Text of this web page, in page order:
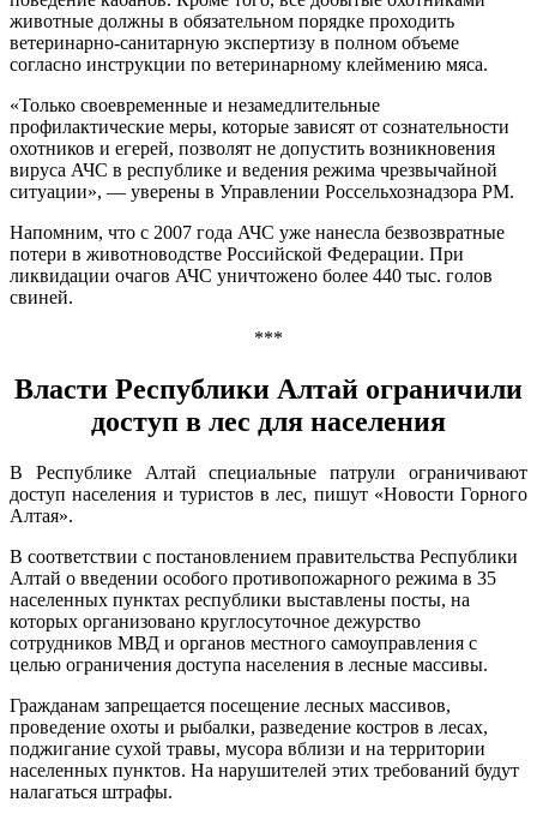
животные должны в обязательном порядке проходить
ветеринарно-санитарную экспертизу в полном объеме
согласно инструкции по ветеринарному клеймению мяса.
«Только своевременные и незамедлительные
профилактические меры, которые зависят от сознательности
охотников и егерей, позволят не допустить возникновения
вируса АЧС в республике и ведения режима чрезвычайной
ситуации», — уверены в Управлении Россельхознадзора РМ.
Напомним, что с 2007 года АЧС уже нанесла безвозвратные
потери в животноводстве Российской Федерации. При
ликвидации очагов АЧС уничтожено более 440 тыс. голов
свиней.
***
Власти Республики Алтай ограничили
доступ в лес для населения
В Республике Алтай специальные патрули ограничивают
доступ населения и туристов в лес, пишут «Новости Горного
Алтая».
В соответствии с постановлением правительства Республики
Алтай о введении особого противопожарного режима в 35
населенных пунктах республики выставлены посты, на
которых организовано круглосуточное дежурство
сотрудников МВД и органов местного самоуправления с
целью ограничения доступа населения в лесные массивы.
Гражданам запрещается посещение лесных массивов,
проведение охоты и рыбалки, разведение костров в лесах,
поджигание сухой травы, мусора вблизи и на территории
населенных пунктов. На нарушителей этих требований будут
налагаться штрафы.